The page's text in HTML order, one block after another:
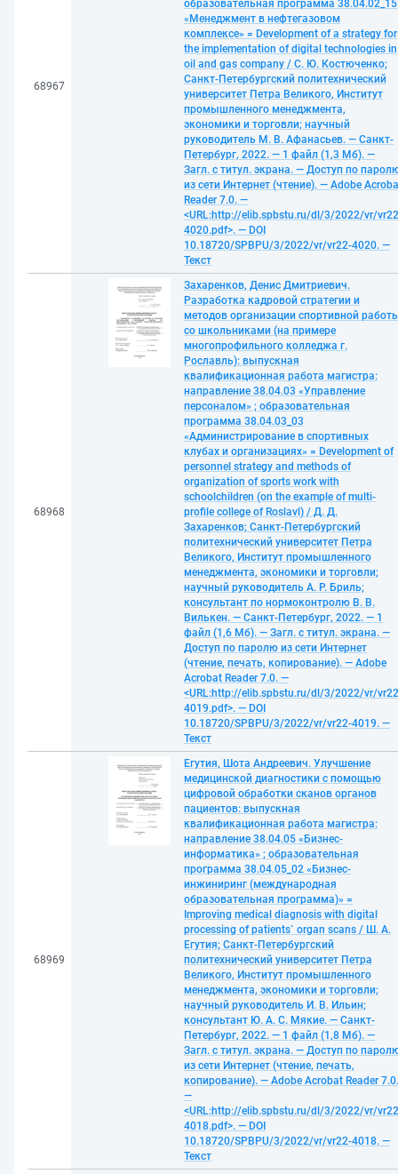
68967
образовательная программа 38.04.02_15
«Менеджмент в нефтегазовом
комплексе» = Development of a strategy for
the implementation of digital technologies in
oil and gas company / С. Ю. Костюченко;
Санкт-Петербургский политехнический
университет Петра Великого, Институт
промышленного менеджмента,
экономики и торговли; научный
руководитель М. В. Афанасьев. — Санкт-
Петербург, 2022. — 1 файл (1,3 Мб). —
Загл. с титул. экрана. — Доступ по
из сети Интернет (чтение). — Adobe
Reader 7.0. —
<URL:http://elib.spbstu.ru/dl/3/2022/vr/
4020.pdf>. — DOI
10.18720/SPBPU/3/2022/vr/vr22-4020. —
Текст
68968
Захаренков, Денис Дмитриевич.
Разработка кадровой стратегии и
методов организации спортивной
со школьниками (на примере
многопрофильного колледжа г.
Рославль): выпускная
квалификационная работа магистра:
направление 38.04.03 «Управление
персоналом» ; образовательная
программа 38.04.03_03
«Администрирование в спортивных
клубах и организациях» = Development of
personnel strategy and methods of
organization of sports work with
schoolchildren (on the example of multi-
profile college of Roslavl) / Д. Д.
Захаренков; Санкт-Петербургский
политехнический университет Петра
Великого, Институт промышленного
менеджмента, экономики и торговли;
научный руководитель А. Р. Бриль;
консультант по нормоконтролю В. В.
Вилькен. — Санкт-Петербург, 2022. — 1
файл (1,6 Мб). — Загл. с титул. экрана. —
Доступ по паролю из сети Интернет
(чтение, печать, копирование). — Adobe
Acrobat Reader 7.0. —
<URL:http://elib.spbstu.ru/dl/3/2022/vr/
4019.pdf>. — DOI
10.18720/SPBPU/3/2022/vr/vr22-4019. —
Текст
68969
Егутия, Шота Андреевич. Улучшение
медицинской диагностики с помощью
цифровой обработки сканов органов
пациентов: выпускная
квалификационная работа магистра:
направление 38.04.05 «Бизнес-
информатика» ; образовательная
программа 38.04.05_02 «Бизнес-
инжиниринг (международная
образовательная программа)» =
Improving medical diagnosis with digital
processing of patients` organ scans / Ш. А.
Егутия; Санкт-Петербургский
политехнический университет Петра
Великого, Институт промышленного
менеджмента, экономики и торговли;
научный руководитель И. В. Ильин;
консультант Ю. А. С. Мякие. — Санкт-
Петербург, 2022. — 1 файл (1,8 Мб). —
Загл. с титул. экрана. — Доступ по
из сети Интернет (чтение, печать,
копирование). — Adobe Acrobat Reader 7.0.
—
<URL:http://elib.spbstu.ru/dl/3/2022/vr/
4018.pdf>. — DOI
10.18720/SPBPU/3/2022/vr/vr22-4018. —
Текст